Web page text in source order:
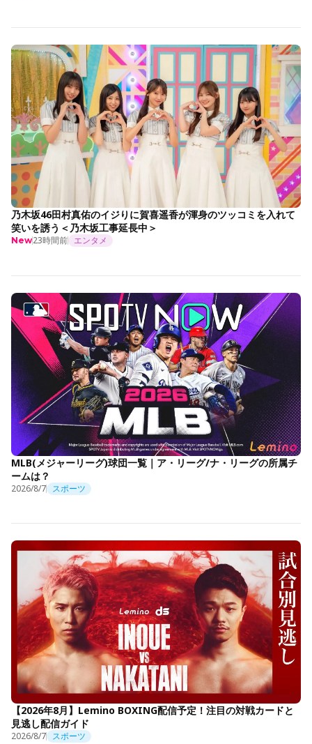
乃木坂46田村真佑のイジりに賀喜遥香が渾身のツッコミを入れて
笑いを誘う＜乃木坂工事延長中＞
New23時間前 エンタメ
MLB(メジャーリーグ)球団一覧｜ア・リーグ/ナ・リーグの所属チ
ームは？
2026/8/7 スポーツ
【2026年8月】Lemino BOXING配信予定！注目の対戦カードと
見逃し配信ガイド
2026/8/7 スポーツ